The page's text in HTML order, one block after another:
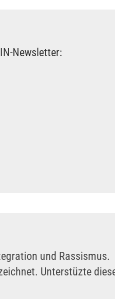
Newsletter:
und Rassismus.
Unterstüzte